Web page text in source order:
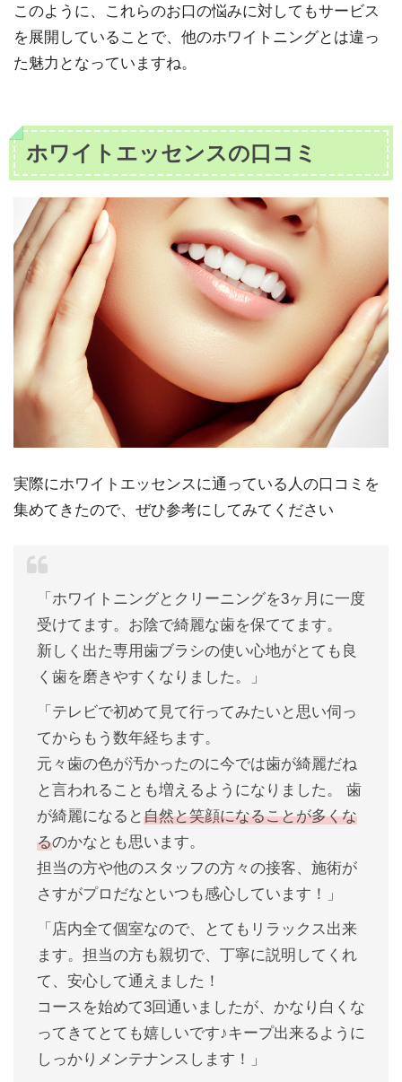
このように、これらのお口の悩みに対してもサービス
を展開していることで、他のホワイトニングとは違っ
た魅力となっていますね。
ホワイトエッセンスの口コミ
実際にホワイトエッセンスに通っている人の口コミを
集めてきたので、ぜひ参考にしてみてください
「ホワイトニングとクリーニングを3ヶ月に一度
受けてます。お陰で綺麗な歯を保ててます。
新しく出た専用歯ブラシの使い心地がとても良
く歯を磨きやすくなりました。」
「テレビで初めて見て行ってみたいと思い伺っ
てからもう数年経ちます。
元々歯の色が汚かったのに今では歯が綺麗だね
と言われることも増えるようになりました。 歯
が綺麗になると自然と笑顔になることが多くな
るのかなとも思います。
担当の方や他のスタッフの方々の接客、施術が
さすがプロだなといつも感心しています！」
「店内全て個室なので、とてもリラックス出来
ます。担当の方も親切で、丁寧に説明してくれ
て、安心して通えました！
コースを始めて3回通いましたが、かなり白くな
ってきてとても嬉しいです♪キープ出来るように
しっかりメンテナンスします！」